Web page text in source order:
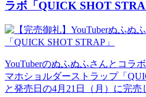
ラボ「QUICK SHOT
YouTuberのぬふぬふさんとコラ
マホショルダーストラップ「
と発売日の4月21日（月）に完